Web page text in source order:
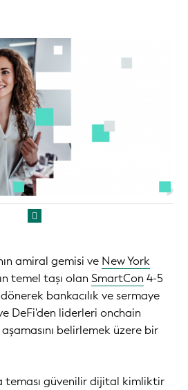
amiral gemisi ve New York
temel taşı olan SmartCon 4-5
bankacılık ve sermaye
DeFi'den liderleri onchain
belirlemek üzere bir
teması güvenilir dijital kimliktir